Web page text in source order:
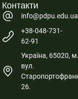
Контакти
info@pdpu.edu.ua
+38-048-731-
62-91
Україна, 65020,
вул.
26.